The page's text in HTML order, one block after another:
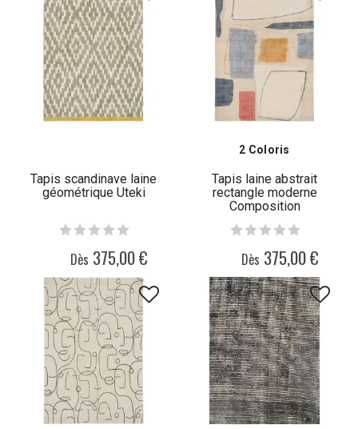
Tapis scandinave laine
géométrique Uteki
Dès 375,00 €
2 Coloris
Tapis laine abstrait
rectangle moderne
Composition
Dès 375,00 €